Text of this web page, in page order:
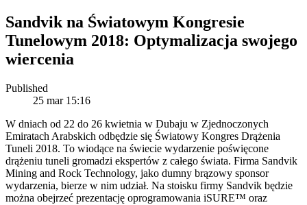
Sandvik na Światowym Kongresie
Tunelowym 2018: Optymalizacja swojego
wiercenia
Published
25 mar 15:16
W dniach od 22 do 26 kwietnia w Dubaju w Zjednoczonych
Emiratach Arabskich odbędzie się Światowy Kongres Drążenia
Tuneli 2018. To wiodące na świecie wydarzenie poświęcone
drążeniu tuneli gromadzi ekspertów z całego świata. Firma Sandvik
Mining and Rock Technology, jako dumny brązowy sponsor
wydarzenia, bierze w nim udział. Na stoisku firmy Sandvik będzie
można obejrzeć prezentację oprogramowania iSURE™ oraz